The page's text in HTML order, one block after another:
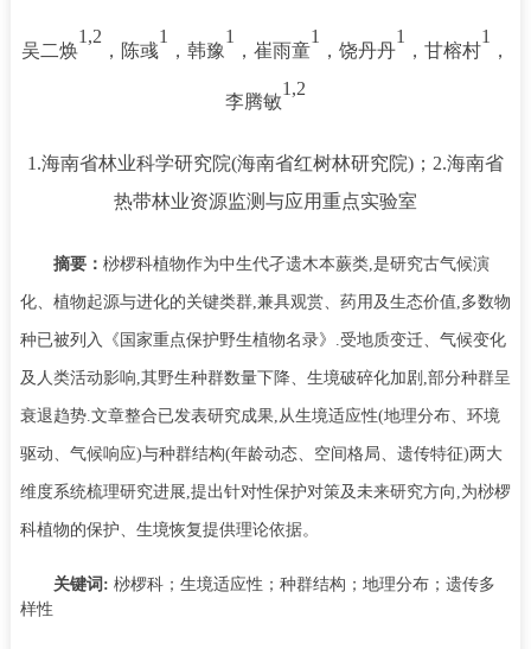
吴二焕
1,2
，陈彧
1
，韩豫
1
，崔雨童
1
，饶丹丹
1
，甘榕村
1
李腾敏
1,2
1.海南省林业科学研究院(海南省红树林研究院)； 2.海南省
热带林业资源监测与应用重点实验室
摘要： 桫椤科植物作为中生代孑遗木本蕨类,是研究古气候演
化、植物起源与进化的关键类群,兼具观赏、药用及生态价值,多数物
种已被列入《国家重点保护野生植物名录》 .受地质变迁、气候变化
及人类活动影响,其野生种群数量下降、生境破碎化加剧 ,部分种群呈
衰退趋势.文章整合已发表研究成果,从生境适应性(地理分布、环境
驱动、气候响应)与种群结构(年龄动态、空间格局、遗传特征)两大
维度系统梳理研究进展,提出针对性保护对策及未来研究方向 ,为桫椤
科植物的保护、生境恢复提供理论依据。
关键词 : 桫椤科；生境适应性；种群结构；地理分布；遗传多
样性